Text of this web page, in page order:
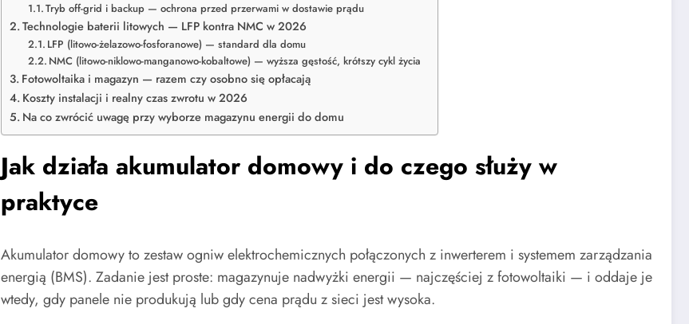
Tryb off-grid i backup — ochrona przed przerwami w dostawie prądu
Technologie baterii litowych — LFP kontra NMC w 2026
LFP (litowo-żelazowo-fosforanowe) — standard dla domu
NMC (litowo-niklowo-manganowo-kobaltowe) — wyższa gęstość, krótszy cykl życia
Fotowoltaika i magazyn — razem czy osobno się opłacają
Koszty instalacji i realny czas zwrotu w 2026
Na co zwrócić uwagę przy wyborze magazynu energii do domu
Jak działa akumulator domowy i do czego służy w
praktyce
Akumulator domowy to zestaw ogniw elektrochemicznych połączonych z inwerterem i systemem zarządzania
energią (BMS). Zadanie jest proste: magazynuje nadwyżki energii — najczęściej z fotowoltaiki — i oddaje je
wtedy, gdy panele nie produkują lub gdy cena prądu z sieci jest wysoka.